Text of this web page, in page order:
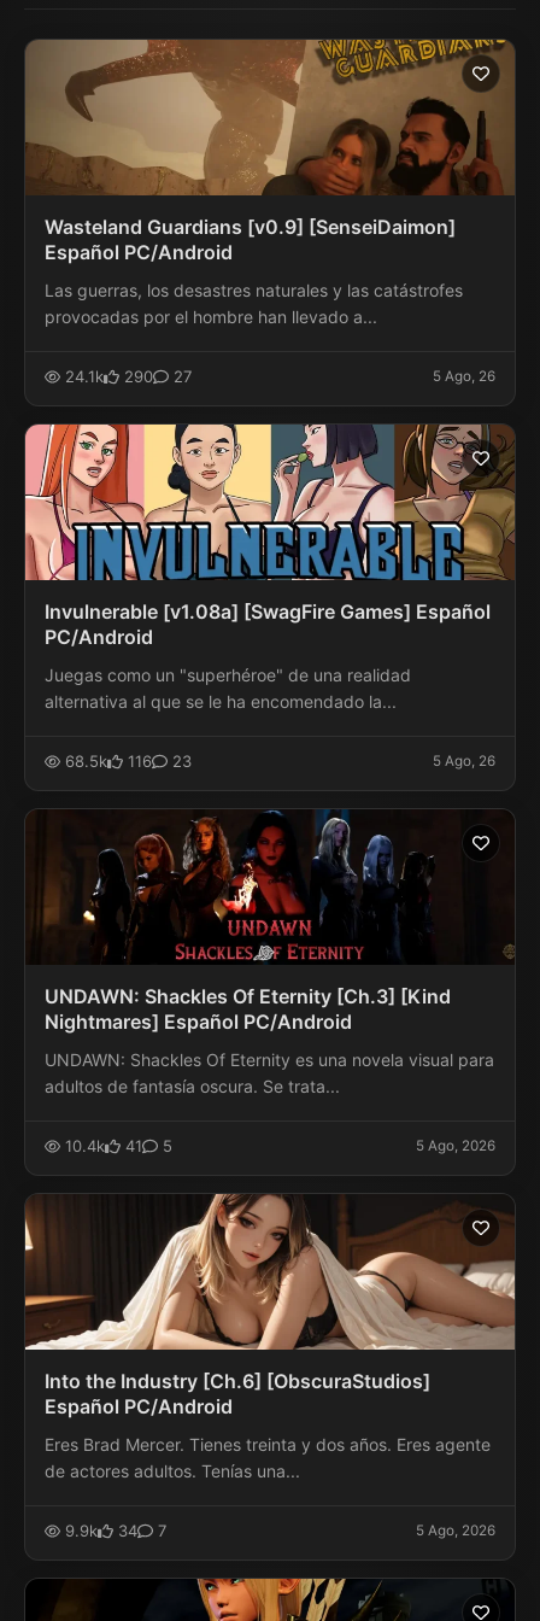
Wasteland Guardians [v0.9] [SenseiDaimon]
Español PC/Android
Las guerras, los desastres naturales y las catástrofes
provocadas por el hombre han llevado a...
24.1k 290 27 5 Ago, 26
Invulnerable [v1.08a] [SwagFire Games] Español
PC/Android
Juegas como un "superhéroe" de una realidad
alternativa al que se le ha encomendado la...
68.5k 116 23 5 Ago, 26
UNDAWN: Shackles Of Eternity [Ch.3] [Kind
Nightmares] Español PC/Android
UNDAWN: Shackles Of Eternity es una novela visual para
adultos de fantasía oscura. Se trata...
10.4k 41 5 5 Ago, 2026
Into the Industry [Ch.6] [ObscuraStudios]
Español PC/Android
Eres Brad Mercer. Tienes treinta y dos años. Eres agente
de actores adultos. Tenías una...
9.9k 34 7 5 Ago, 2026